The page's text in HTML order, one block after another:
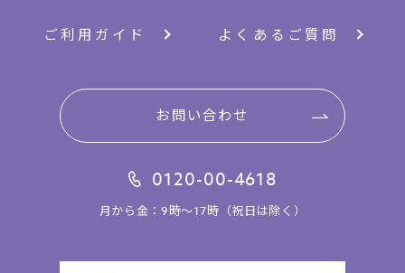
ご利用ガイド よくあるご質問
お問い合わせ
0120-00-4618
月から金：9時～17時（祝日は除く）